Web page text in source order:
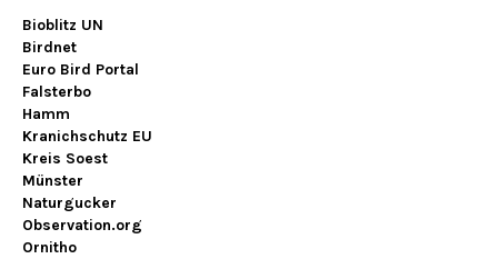
Bioblitz UN
Birdnet
Euro Bird Portal
Falsterbo
Hamm
Kranichschutz EU
Kreis Soest
Münster
Naturgucker
Observation.org
Ornitho